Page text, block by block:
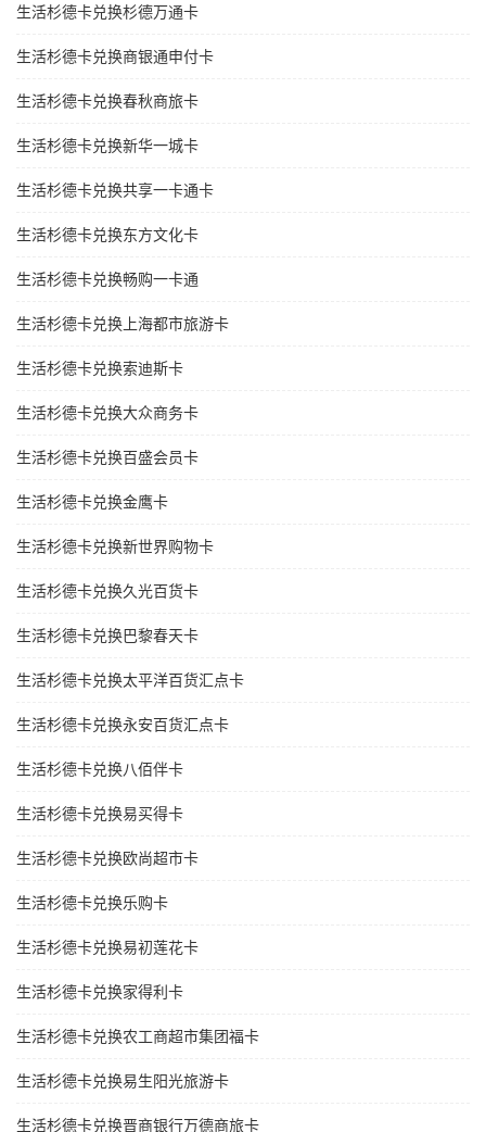
生活杉德卡兑换杉德万通卡
生活杉德卡兑换商银通申付卡
生活杉德卡兑换春秋商旅卡
生活杉德卡兑换新华一城卡
生活杉德卡兑换共享一卡通卡
生活杉德卡兑换东方文化卡
生活杉德卡兑换畅购一卡通
生活杉德卡兑换上海都市旅游卡
生活杉德卡兑换索迪斯卡
生活杉德卡兑换大众商务卡
生活杉德卡兑换百盛会员卡
生活杉德卡兑换金鹰卡
生活杉德卡兑换新世界购物卡
生活杉德卡兑换久光百货卡
生活杉德卡兑换巴黎春天卡
生活杉德卡兑换太平洋百货汇点卡
生活杉德卡兑换永安百货汇点卡
生活杉德卡兑换八佰伴卡
生活杉德卡兑换易买得卡
生活杉德卡兑换欧尚超市卡
生活杉德卡兑换乐购卡
生活杉德卡兑换易初莲花卡
生活杉德卡兑换家得利卡
生活杉德卡兑换农工商超市集团福卡
生活杉德卡兑换易生阳光旅游卡
生活杉德卡兑换晋商银行万德商旅卡